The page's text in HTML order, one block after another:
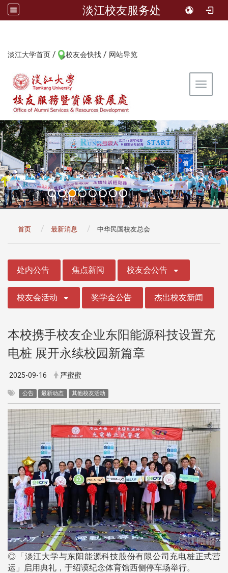
淡江校友服务处
淡江大学首页 / 校友会快找 / 网站导览
Toggle
首页 最新消息 中华民国校友总会
处内公告 焦点新闻 校友会公告
校友会活动 奖学金公告 杰出校友新闻
本校携手校友企业东阳能源科技设置充
电桩 展开永续校园新篇章
2025-09-16 严蜜蜜
公告 最新动态 其他校友活动
◎「淡江大学与东阳能源科技股份有限公司充电桩正式营
运」启用典礼，于绍谟纪念体育馆西侧停车场举行。